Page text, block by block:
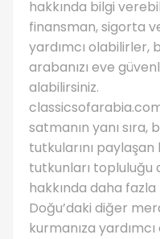
hakkında bilgi
finansman, sigorta
yardımcı olabilirler,
arabanızı eve
alabilirsiniz.
satmanın yanı
tutkularını
tutkunları topluluğu
hakkında daha
Doğu’daki diğer
kurmanıza